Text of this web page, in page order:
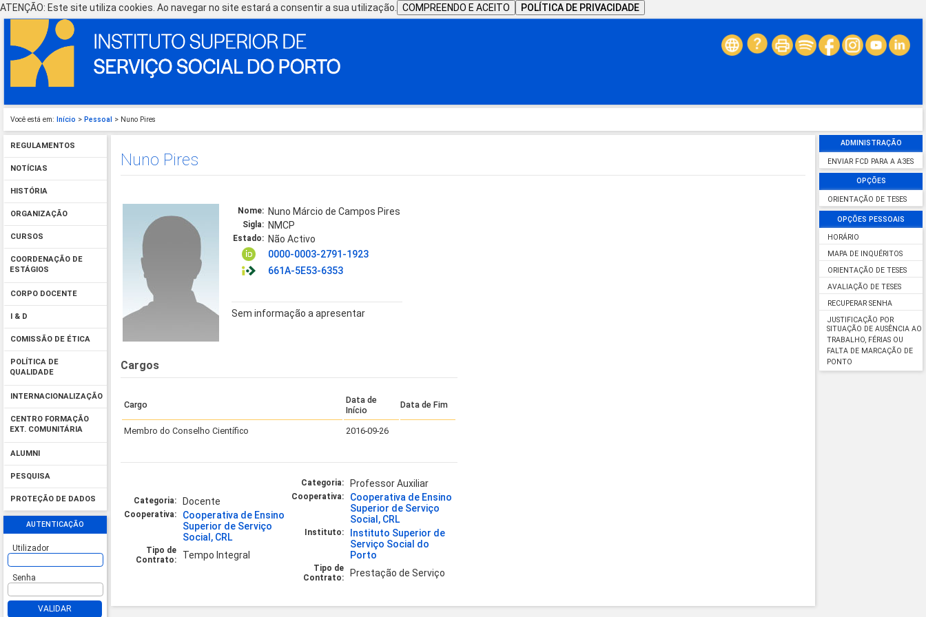
ATENÇÃO: Este site utiliza cookies. Ao navegar no site estará a consentir a sua utilização. COMPREENDO E ACEITO POLÍTICA DE PRIVACIDADE
Você está em: Início > Pessoal > Nuno Pires
REGULAMENTOS
NOTÍCIAS
HISTÓRIA
ORGANIZAÇÃO
CURSOS
COORDENAÇÃO DE
ESTÁGIOS
CORPO DOCENTE
I & D
COMISSÃO DE ÉTICA
POLÍTICA DE
QUALIDADE
INTERNACIONALIZAÇÃO
CENTRO FORMAÇÃO
EXT. COMUNITÁRIA
ALUMNI
PESQUISA
PROTEÇÃO DE DADOS
AUTENTICAÇÃO
Utilizador
Senha
VALIDAR
ADMINISTRAÇÃO
ENVIAR FCD PARA A A3ES
OPÇÕES
ORIENTAÇÃO DE TESES
OPÇÕES PESSOAIS
HORÁRIO
MAPA DE INQUÉRITOS
ORIENTAÇÃO DE TESES
AVALIAÇÃO DE TESES
RECUPERAR SENHA
JUSTIFICAÇÃO POR
SITUAÇÃO DE AUSÊNCIA AO
TRABALHO, FÉRIAS OU
FALTA DE MARCAÇÃO DE
PONTO
Nuno Pires
Nome: Nuno Márcio de Campos Pires
Sigla: NMCP
Estado: Não Activo
0000-0003-2791-1923
661A-5E53-6353
Sem informação a apresentar
Cargos
Cargo
Data de
Início
Data de Fim
Membro do Conselho Científico 2016-09-26
Categoria: Docente
Cooperativa:
Cooperativa de Ensino
Superior de Serviço
Social, CRL
Tipo de
Contrato:
Tempo Integral
Categoria: Professor Auxiliar
Cooperativa:
Cooperativa de Ensino
Superior de Serviço
Social, CRL
Instituto:
Instituto Superior de
Serviço Social do
Porto
Tipo de
Contrato:
Prestação de Serviço